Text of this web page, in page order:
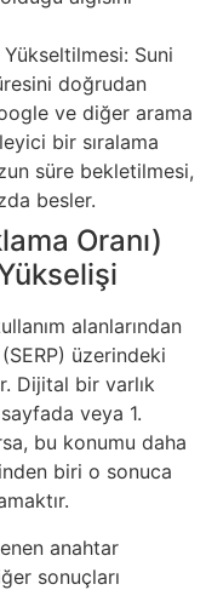
Suni
doğrudan
ve diğer arama
bir sıralama
süre bekletilmesi,
besler.
Oranı)
alanlarından
üzerindeki
Dijital bir varlık
veya 1.
bu konumu daha
biri o sonuca
anahtar
sonuçları